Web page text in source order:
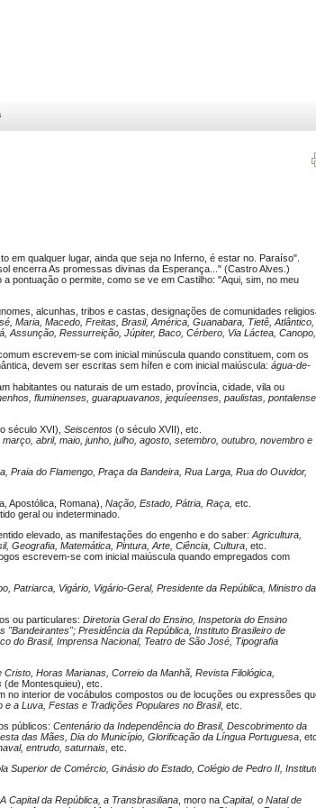
em qualquer lugar, ainda que seja no Inferno, é estar no. Paraíso".
encerra As promessas divinas da Esperança..." (Castro Alves.)
pontuação o permite, como se ve em Castilho: "Aqui, sim, no meu
alcunhas, tribos e castas, designações de comunidades
Maria, Macedo, Freitas, Brasil, América, Guanabara, Tietê, Atlântico,
Assunção, Ressurreição, Júpiter, Baco, Cérbero, Via Láctea, Canopo,
escrevem-se com inicial minúscula quando constituem, com os
devem ser escritas sem hífen e com inicial maiúscula: água-de-
habitantes ou naturais de um estado, província, cidade, vila ou
fluminenses, guarapuavanos, jequíeenses, paulistas,
século XVI), Seiscentos (o século XVII), etc.
abril, maio, junho, julho, agosto, setembro, outubro, novembro e
Praia do Flamengo, Praça da Bandeira, Rua Larga, Rua do Ouvidor,
Apostólica, Romana), Nação, Estado, Pátria, Raça, etc.
geral ou indeterminado.
elevado, as manifestações do engenho e do saber: Agricultura,
Geografia, Matemática, Pintura, Arte, Ciência, Cultura , etc.
escrevem-se com inicial maiúscula quando empregados com
Patriarca, Vigário, Vigário-Geral, Presidente da República, Ministro da
ou particulares: Diretoria Geral do Ensino, Inspetoria do Ensino
Presidência da República, Instituto Brasileiro de
do Brasil, Imprensa Nacional, Teatro de São José, Tipografia
Cristo, Horas Marianas, Correio da Manhã, Revista Filológica,
(de Montesquieu), etc.
interior de vocábulos compostos ou de locuções ou expressões
a Luva, Festas e Tradições Populares no Brasil, etc.
públicos: Centenário da Independência do Brasil, Descobrimento da
das Mães, Dia do Município, Glorificação da Língua Portuguesa , etc.
entrudo, saturnais , etc.
Superior de Comércio, Ginásio do Estado, Colégio de Pedro II,
A Capital da República, a Transbrasiliana , moro na Capital, o Natal de